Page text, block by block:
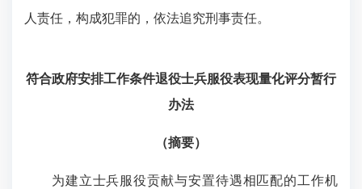
人责任，构成犯罪的，依法追究刑事责任。
符合政府安排工作条件退役士兵服役表现量化评分暂行
办法
（摘要）
为建立士兵服役贡献与安置待遇相匹配的工作机